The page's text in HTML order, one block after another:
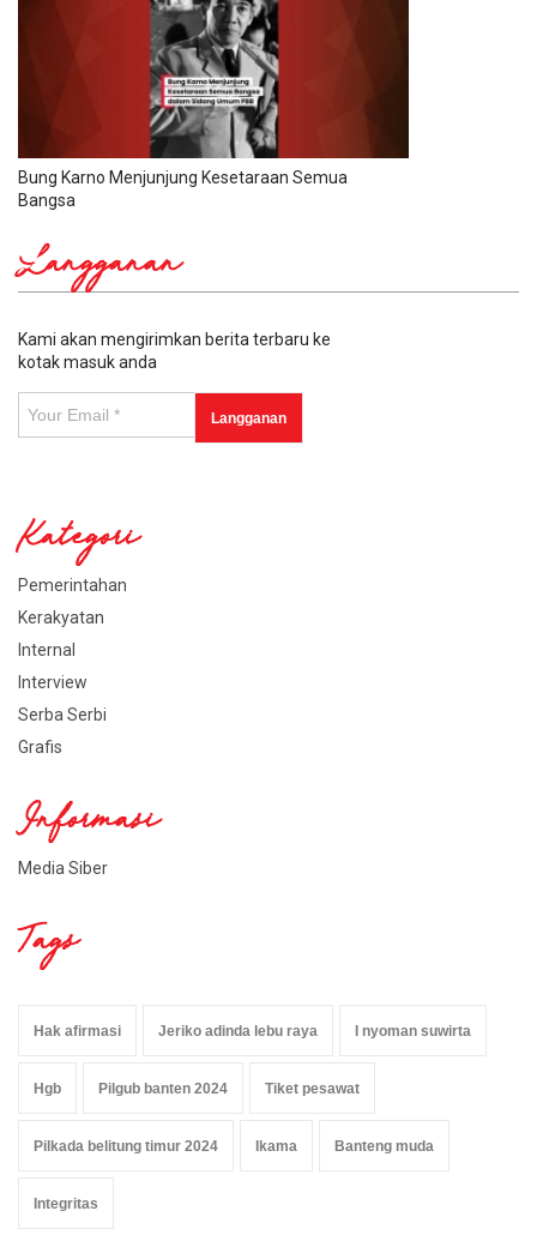
Bung Karno Menjunjung Kesetaraan Semua
Bangsa
Langganan
Kami akan mengirimkan berita terbaru ke
kotak masuk anda
Kategori
Pemerintahan
Kerakyatan
Internal
Interview
Serba Serbi
Grafis
Informasi
Media Siber
Tags
Hak afirmasi Jeriko adinda lebu raya I nyoman suwirta
Hgb Pilgub banten 2024 Tiket pesawat
Pilkada belitung timur 2024 Ikama Banteng muda
Integritas